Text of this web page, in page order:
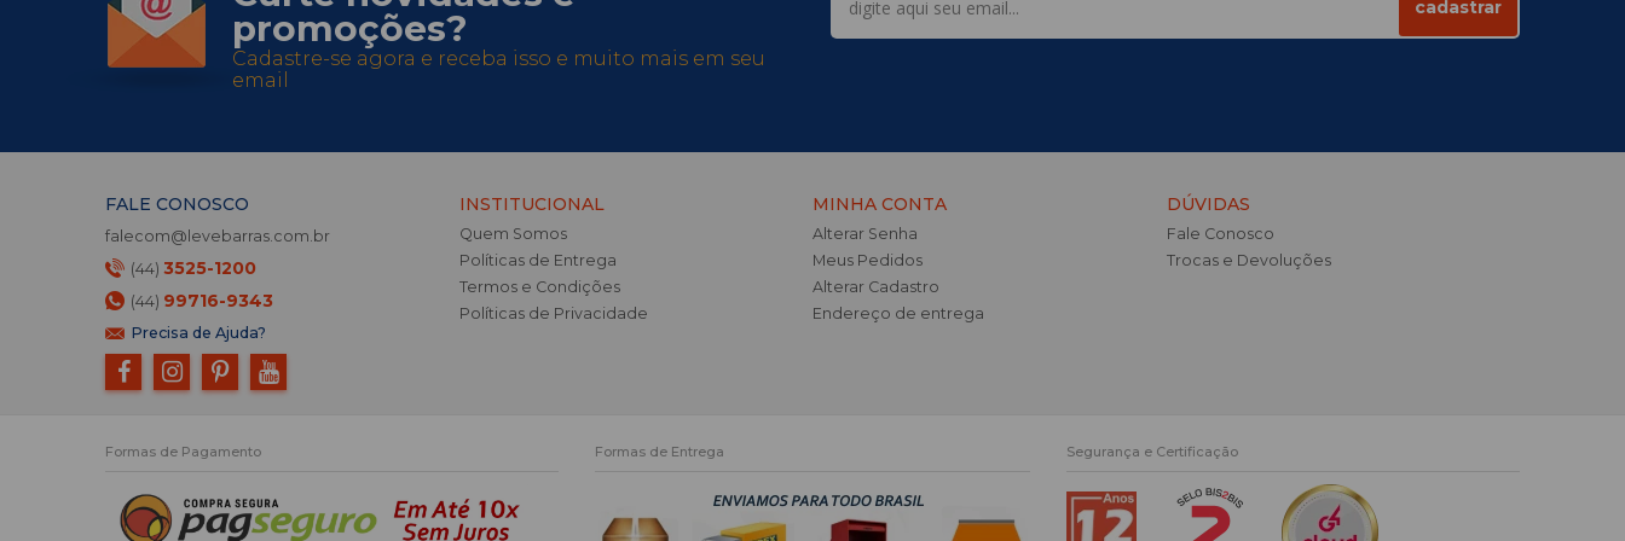
promoções?
Cadastre-se agora e receba isso e muito mais em seu
email
cadastrar
FALE CONOSCO
falecom@levebarras.com.br
(44) 3525-1200
(44) 99716-9343
Precisa de Ajuda?
INSTITUCIONAL
Quem Somos
Políticas de Entrega
Termos e Condições
Políticas de Privacidade
MINHA CONTA
Alterar Senha
Meus Pedidos
Alterar Cadastro
Endereço de entrega
DÚVIDAS
Fale Conosco
Trocas e Devoluções
Formas de Pagamento Formas de Entrega Segurança e Certificação